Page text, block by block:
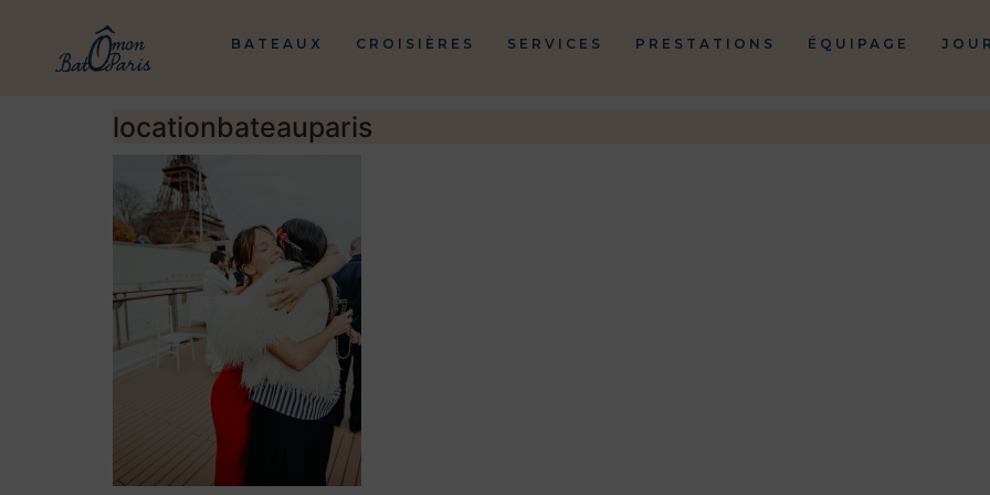
BATEAUX CROISIÈRES SERVICES PRESTATIONS ÉQUIPAGE
locationbateauparis